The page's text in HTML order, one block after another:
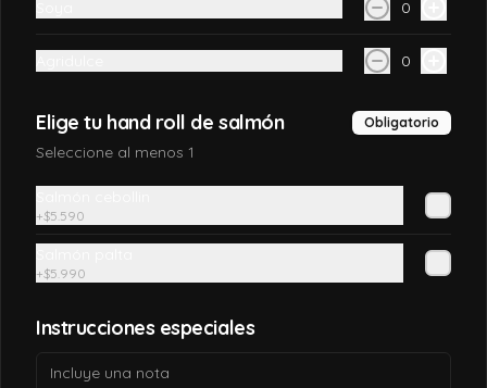
en sésamo o ciboulette
$7.990
Pollo, queso crema, palta, envuelto en
sésamo o ciboulette.
$7.490
0
0
Elige tu hand roll de salmón Obligatorio
Seleccione al menos 1
+$5.590
+$5.990
Instrucciones especiales